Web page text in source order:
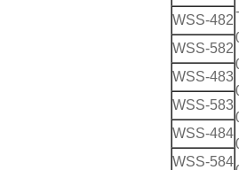
WSS-482
WSS-582
WSS-483
WSS-583
WSS-484
WSS-584